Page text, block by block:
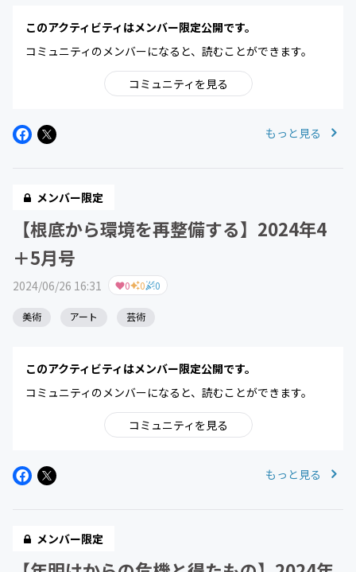
このアクティビティはメンバー限定公開です。
コミュニティのメンバーになると、読むことができます。
コミュニティを見る
もっと見る
メンバー限定
【根底から環境を再整備する】2024年4
＋5月号
2024/06/26 16:31 0 0 0
美術 アート 芸術
このアクティビティはメンバー限定公開です。
コミュニティのメンバーになると、読むことができます。
コミュニティを見る
もっと見る
メンバー限定